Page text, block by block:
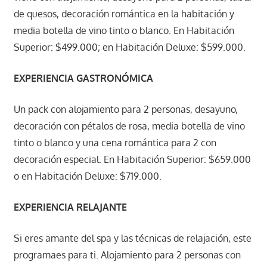
de quesos, decoración romántica en la habitación y
media botella de vino tinto o blanco. En Habitación
Superior: $499.000; en Habitación Deluxe: $599.000.
EXPERIENCIA GASTRONÓMICA
Un pack con alojamiento para 2 personas, desayuno,
decoración con pétalos de rosa, media botella de vino
tinto o blanco y una cena romántica para 2 con
decoración especial. En Habitación Superior: $659.000
o en Habitación Deluxe: $719.000.
EXPERIENCIA RELAJANTE
Si eres amante del spa y las técnicas de relajación, este
programaes para ti. Alojamiento para 2 personas con